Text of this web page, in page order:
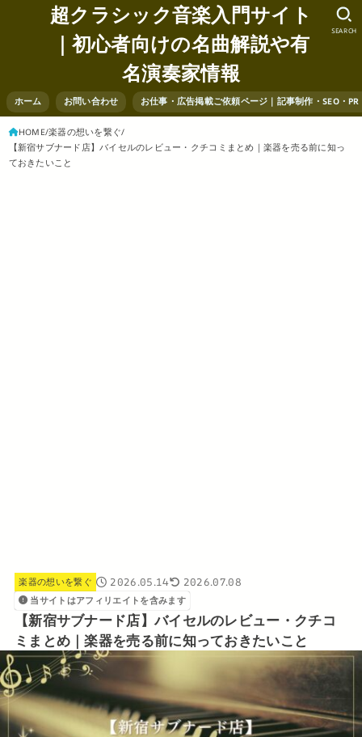
超クラシック音楽入門サイト
｜初心者向けの名曲解説や有
名演奏家情報
ホーム お問い合わせ お仕事・広告掲載ご依頼ページ｜記事制作・SEO・
SEARCH
HOME 楽器の想いを繋ぐ
【新宿サブナード店】バイセルのレビュー・クチコミまとめ｜楽器を売る前に知っ
ておきたいこと
楽器の想いを繋ぐ 2026.05.14 2026.07.08
当サイトはアフィリエイトを含みます
【新宿サブナード店】バイセルのレビュー・クチコ
ミまとめ｜楽器を売る前に知っておきたいこと